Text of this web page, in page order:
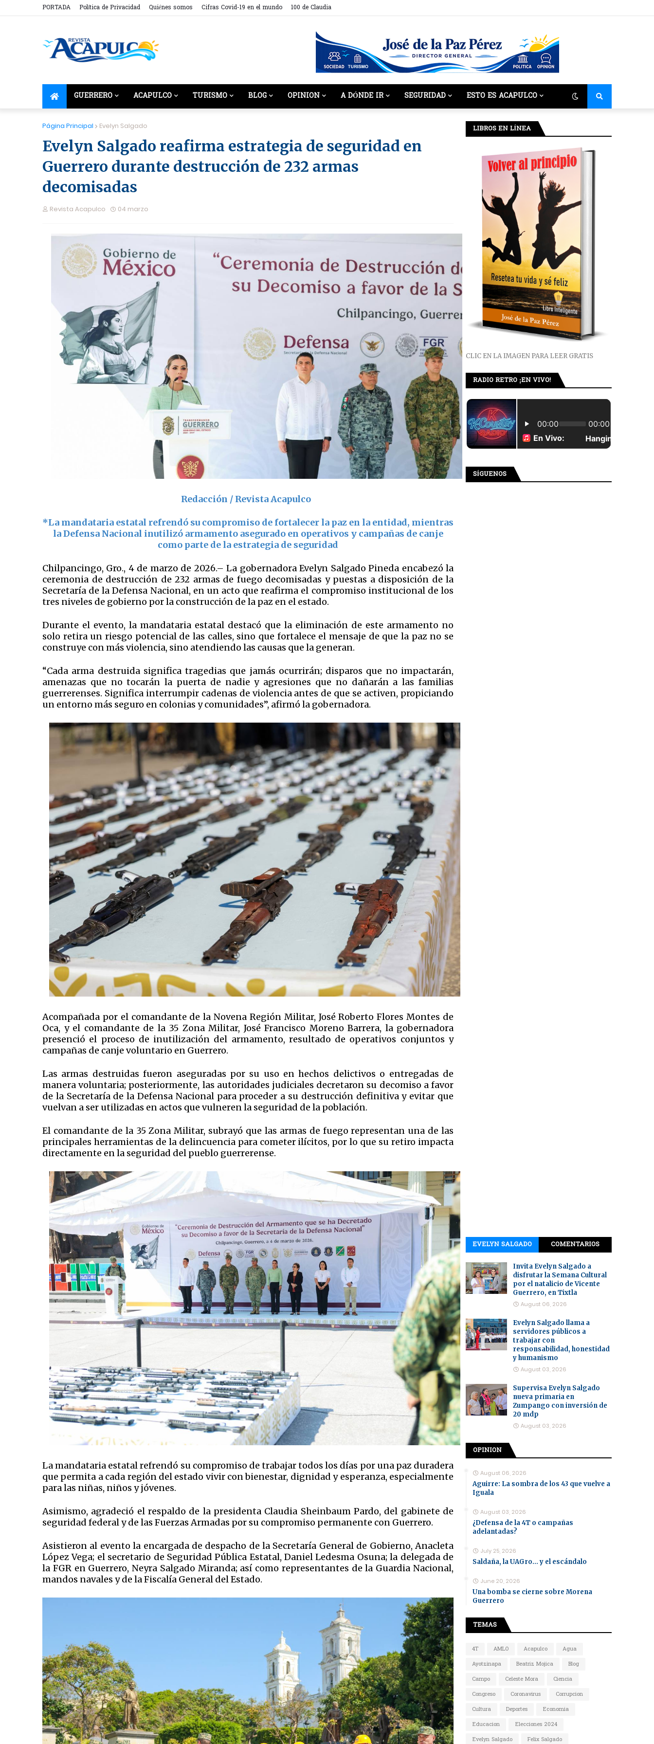
PORTADA Política de Privacidad Quiénes somos Cifras Covid-19 en el mundo 100 de Claudia
GUERRERO ACAPULCO TURISMO BLOG OPINION A DÓNDE IR SEGURIDAD ESTO ES ACAPULCO
Página Principal Evelyn Salgado
Evelyn Salgado reafirma estrategia de seguridad en
Guerrero durante destrucción de 232 armas
decomisadas
Revista Acapulco 04 marzo
Redacción / Revista Acapulco
*La mandataria estatal refrendó su compromiso de fortalecer la paz en la entidad, mientras
la Defensa Nacional inutilizó armamento asegurado en operativos y campañas de canje
como parte de la estrategia de seguridad
Chilpancingo, Gro., 4 de marzo de 2026.– La gobernadora Evelyn Salgado Pineda encabezó la
ceremonia de destrucción de 232 armas de fuego decomisadas y puestas a disposición de la
Secretaría de la Defensa Nacional, en un acto que reafirma el compromiso institucional de los
tres niveles de gobierno por la construcción de la paz en el estado.
Durante el evento, la mandataria estatal destacó que la eliminación de este armamento no
solo retira un riesgo potencial de las calles, sino que fortalece el mensaje de que la paz no se
construye con más violencia, sino atendiendo las causas que la generan.
“Cada arma destruida significa tragedias que jamás ocurrirán; disparos que no impactarán,
amenazas que no tocarán la puerta de nadie y agresiones que no dañarán a las familias
guerrerenses. Significa interrumpir cadenas de violencia antes de que se activen, propiciando
un entorno más seguro en colonias y comunidades”, afirmó la gobernadora.
Acompañada por el comandante de la Novena Región Militar, José Roberto Flores Montes de
Oca, y el comandante de la 35 Zona Militar, José Francisco Moreno Barrera, la gobernadora
presenció el proceso de inutilización del armamento, resultado de operativos conjuntos y
campañas de canje voluntario en Guerrero.
Las armas destruidas fueron aseguradas por su uso en hechos delictivos o entregadas de
manera voluntaria; posteriormente, las autoridades judiciales decretaron su decomiso a favor
de la Secretaría de la Defensa Nacional para proceder a su destrucción definitiva y evitar que
vuelvan a ser utilizadas en actos que vulneren la seguridad de la población.
El comandante de la 35 Zona Militar, subrayó que las armas de fuego representan una de las
principales herramientas de la delincuencia para cometer ilícitos, por lo que su retiro impacta
directamente en la seguridad del pueblo guerrerense.
La mandataria estatal refrendó su compromiso de trabajar todos los días por una paz duradera
que permita a cada región del estado vivir con bienestar, dignidad y esperanza, especialmente
para las niñas, niños y jóvenes.
Asimismo, agradeció el respaldo de la presidenta Claudia Sheinbaum Pardo, del gabinete de
seguridad federal y de las Fuerzas Armadas por su compromiso permanente con Guerrero.
Asistieron al evento la encargada de despacho de la Secretaría General de Gobierno, Anacleta
López Vega; el secretario de Seguridad Pública Estatal, Daniel Ledesma Osuna; la delegada de
la FGR en Guerrero, Neyra Salgado Miranda; así como representantes de la Guardia Nacional,
mandos navales y de la Fiscalía General del Estado.
LIBROS EN LÍNEA
CLIC EN LA IMAGEN PARA LEER GRATIS
RADIO RETRO ¡EN VIVO!
SÍGUENOS
EVELYN SALGADO COMENTARIOS
Invita Evelyn Salgado a
disfrutar la Semana Cultural
por el natalicio de Vicente
Guerrero, en Tixtla
August 06, 2026
Evelyn Salgado llama a
servidores públicos a
trabajar con
responsabilidad, honestidad
y humanismo
August 03, 2026
Supervisa Evelyn Salgado
nueva primaria en
Zumpango con inversión de
20 mdp
August 03, 2026
OPINION
August 06, 2026
Aguirre: La sombra de los 43 que vuelve a
Iguala
August 03, 2026
¿Defensa de la 4T o campañas
adelantadas?
July 25, 2026
Saldaña, la UAGro... y el escándalo
June 20, 2026
Una bomba se cierne sobre Morena
Guerrero
TEMAS
4T AMLO Acapulco
Agua
Ayotzinapa
Beatriz Mojica
Blog
Campo
Celeste Mora
Ciencia
Congreso
Coronavirus
Corrupcion
Cultura
Deportes
Economia
Educacion
Elecciones 2024
Evelyn Salgado
Felix Salgado